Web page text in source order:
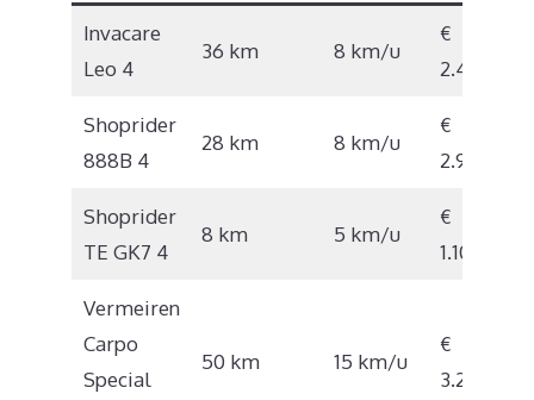
Invacare
Leo 4
36 km 8 km/u
€
2.406
Shoprider
888B 4
28 km 8 km/u
€
2.997
Shoprider
TE GK7 4
8 km 5 km/u
€
1.109
Vermeiren
Carpo
Special
50 km 15 km/u
€
3.295